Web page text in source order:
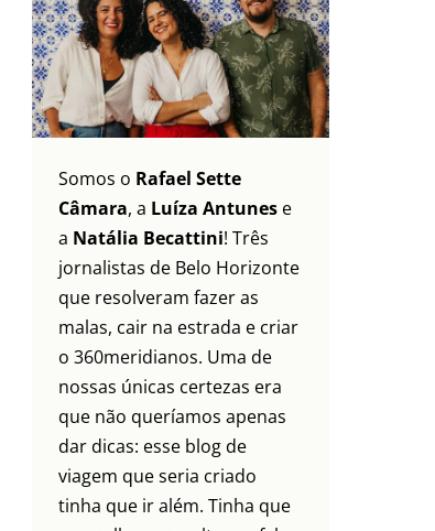
Somos o Rafael Sette
Câmara, a Luíza Antunes e
a Natália Becattini! Três
jornalistas de Belo Horizonte
que resolveram fazer as
malas, cair na estrada e criar
o 360meridianos. Uma de
nossas únicas certezas era
que não queríamos apenas
dar dicas: esse blog de
viagem que seria criado
tinha que ir além. Tinha que